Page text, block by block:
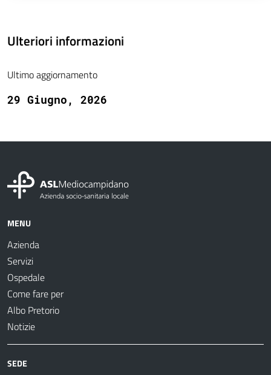
Ulteriori informazioni
Ultimo aggiornamento
29 Giugno, 2026
MENU
Azienda
Servizi
Ospedale
Come fare per
Albo Pretorio
Notizie
SEDE